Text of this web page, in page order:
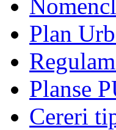
Plan
Planse
Cereri